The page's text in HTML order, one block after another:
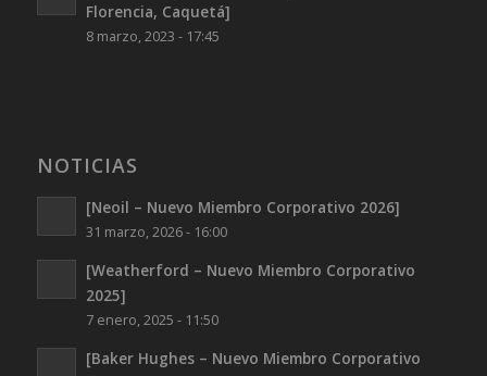
Florencia, Caquetá]
8 marzo, 2023 - 17:45
NOTICIAS
[Neoil – Nuevo Miembro Corporativo 2026]
31 marzo, 2026 - 16:00
[Weatherford – Nuevo Miembro Corporativo
2025]
7 enero, 2025 - 11:50
[Baker Hughes – Nuevo Miembro Corporativo